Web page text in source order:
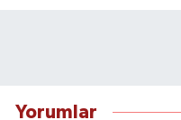
Yorumlar